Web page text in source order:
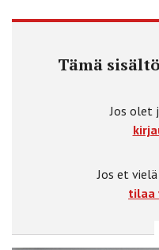
Tämä
Jos olet
Jos et
tilaa